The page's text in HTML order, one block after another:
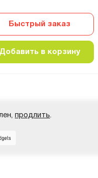
Быстрый заказ
Добавить в корзину
продлить.